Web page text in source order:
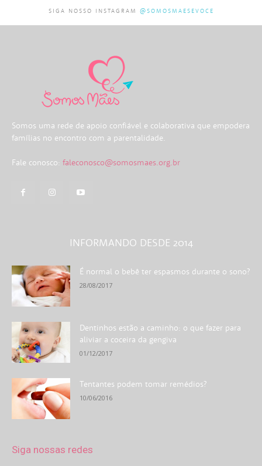
SIGA NOSSO INSTAGRAM @SOMOSMAESEVOCE
Somos uma rede de apoio confiável e colaborativa que empodera
famílias no encontro com a parentalidade.
Fale conosco: faleconosco@somosmaes.org.br
INFORMANDO DESDE 2014
É normal o bebê ter espasmos durante o sono?
28/08/2017
Dentinhos estão a caminho: o que fazer para
aliviar a coceira da gengiva
01/12/2017
Tentantes podem tomar remédios?
10/06/2016
Siga nossas redes